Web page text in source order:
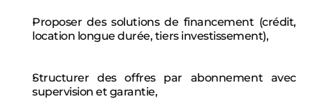
Proposer des solutions de financement (crédit,
location longue durée, tiers investissement),
Structurer des offres par abonnement avec
supervision et garantie,